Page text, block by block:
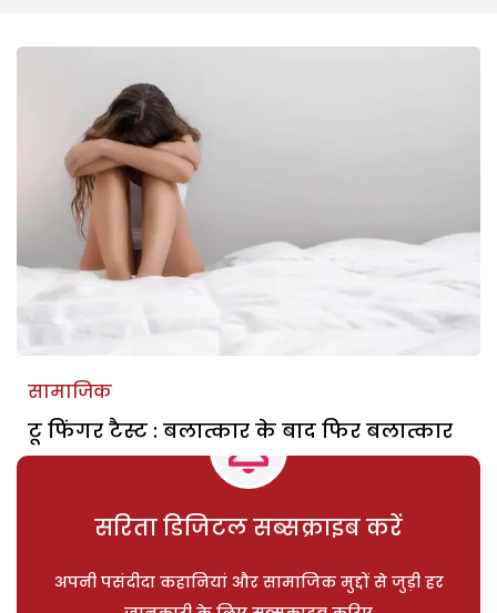
सामाजिक
टू फिंगर टैस्ट : बलात्कार के बाद फिर बलात्कार
सरिता डिजिटल सब्सक्राइब करें
अपनी पसंदीदा कहानियां और सामाजिक मुद्दों से जुड़ी हर